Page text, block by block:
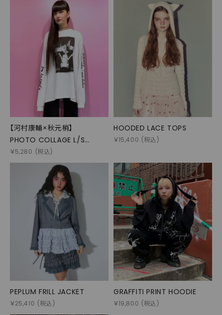
【河村康輔×秋元梢】
PHOTO COLLAGE L/S
TEE(MONO)
￥5,280 (税込)
HOODED LACE TOPS
￥15,400 (税込)
PEPLUM FRILL JACKET
￥25,410 (税込)
GRAFFITI PRINT HOODIE
￥19,800 (税込)